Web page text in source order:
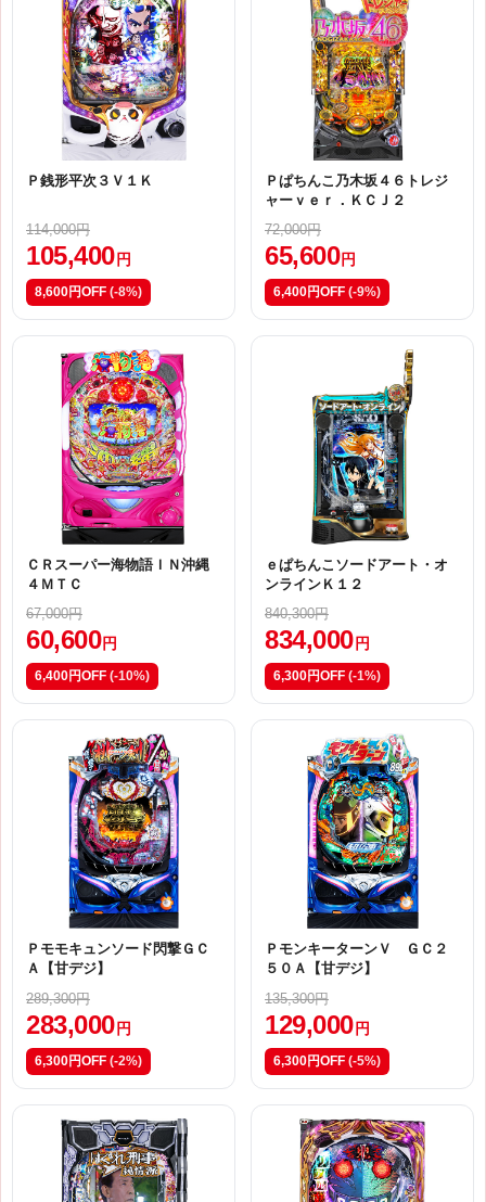
Ｐ銭形平次３Ｖ１Ｋ
114,000円
105,400 円
8,600円OFF (-8%)
Ｐぱちんこ乃木坂４６トレジ
ャーｖｅｒ．ＫＣＪ２
72,000円
65,600 円
6,400円OFF (-9%)
ＣＲスーパー海物語ＩＮ沖縄
４ＭＴＣ
67,000円
60,600 円
6,400円OFF (-10%)
ｅぱちんこソードアート・オ
ンラインＫ１２
840,300円
834,000 円
6,300円OFF (-1%)
Ｐモモキュンソード閃撃ＧＣ
Ａ【甘デジ】
289,300円
283,000 円
6,300円OFF (-2%)
ＰモンキーターンＶ ＧＣ２
５０Ａ【甘デジ】
135,300円
129,000 円
6,300円OFF (-5%)